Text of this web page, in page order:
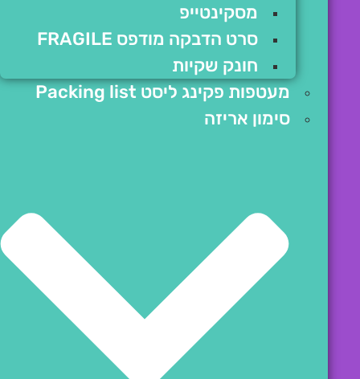
מסקינטייפ
סרט הדבקה מודפס FRAGILE
חונק שקיות
מעטפות פקינג ליסט Packing list
סימון אריזה